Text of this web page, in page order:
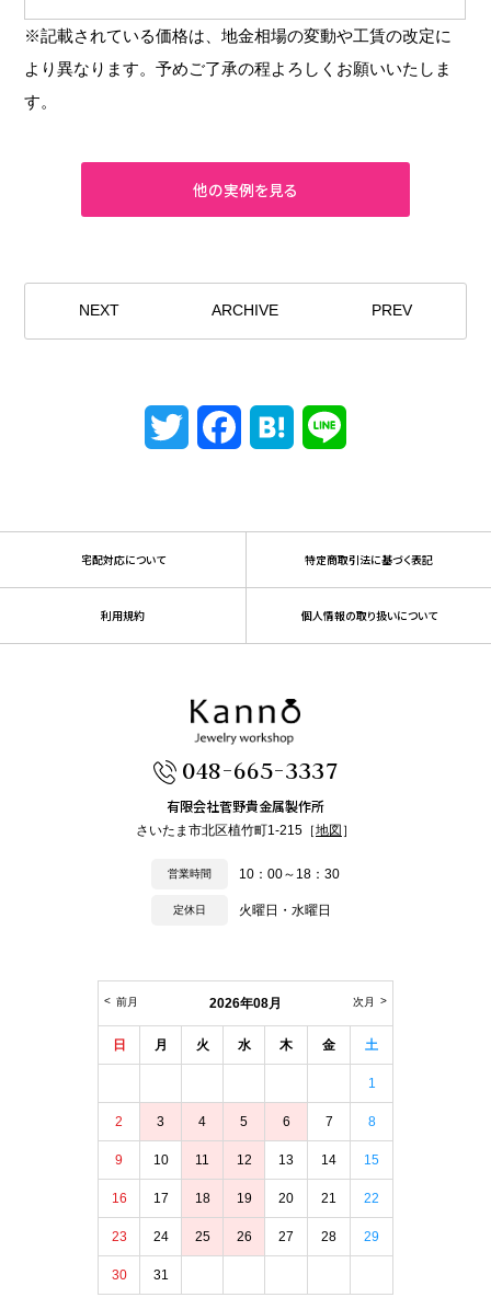
※記載されている価格は、地金相場の変動や工賃の改定に
より異なります。予めご了承の程よろしくお願いいたしま
す。
NEXT ARCHIVE PREV
Twitter FacebookHatena
宅配対応について 特定商取引法に基づく表記
利用規約 個人情報の取り扱いについて
048-665-3337
有限会社菅野貴金属製作所
さいたま市北区植竹町1-215［地図 ］
営業時間 10：00～18：30
定休日 火曜日・水曜日
2026年08月
前月 次月
日 月 火 水 木 金 土
1
2 3 4 5 6 7 8
9 10 11 12 13 14 15
16 17 18 19 20 21 22
23 24 25 26 27 28 29
30 31